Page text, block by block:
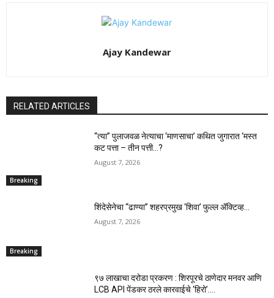
Ajay Kandewar
RELATED ARTICLES
Breaking
“त्या” पुलाजवळ नेत्याचा ‘माणसाचा’ कथित जुगारात ‘मस्त
कट पत्ता – तीन पत्ती…?
August 7, 2026
Breaking
शिंदेसेनेचा “ढाण्या” शहरप्रमुख ‘शिवा’ फुल्ल ॲक्टिव्ह…
August 7, 2026
९७ लाखाचा दरोडा प्रकरण : शिरपूरचे ठाणेदार मनवर आणि
LCB API पेंडकर ठरले कारवाईचे ‘हिरो’….